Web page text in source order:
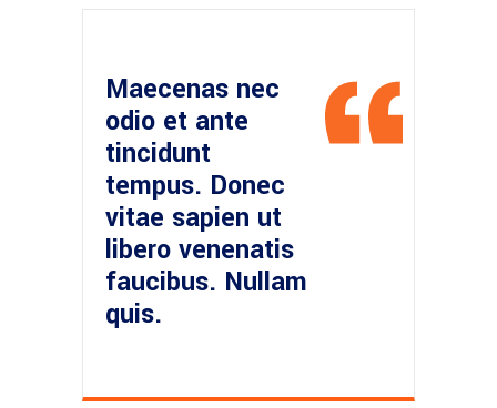
Maecenas nec
odio et ante
tincidunt
tempus. Donec
vitae sapien ut
libero venenatis
faucibus. Nullam
quis.